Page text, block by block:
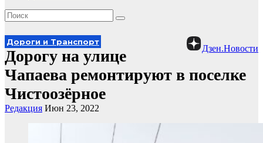
Дзен.Новости
Дороги и Транспорт
Дорогу на улице
Чапаева ремонтируют в поселке
Чистоозёрное
Редакция Июн 23, 2022